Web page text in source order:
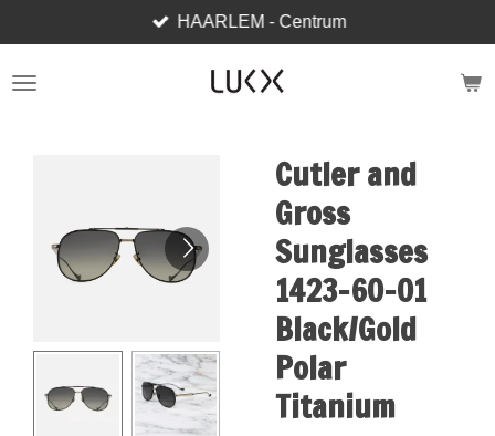
direct
naar
HAARLEM - Centrum
Cutler and
Gross
Sunglasses
1423-60-01
Black/Gold
Polar
Titanium